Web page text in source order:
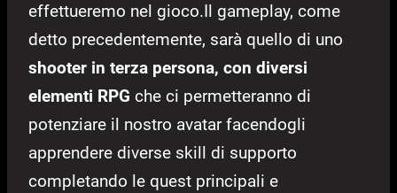
effettueremo nel gioco.Il gameplay, come
detto precedentemente, sarà quello di uno
shooter in terza persona, con diversi
elementi RPG che ci permetteranno di
potenziare il nostro avatar facendogli
apprendere diverse skill di supporto
completando le quest principali e